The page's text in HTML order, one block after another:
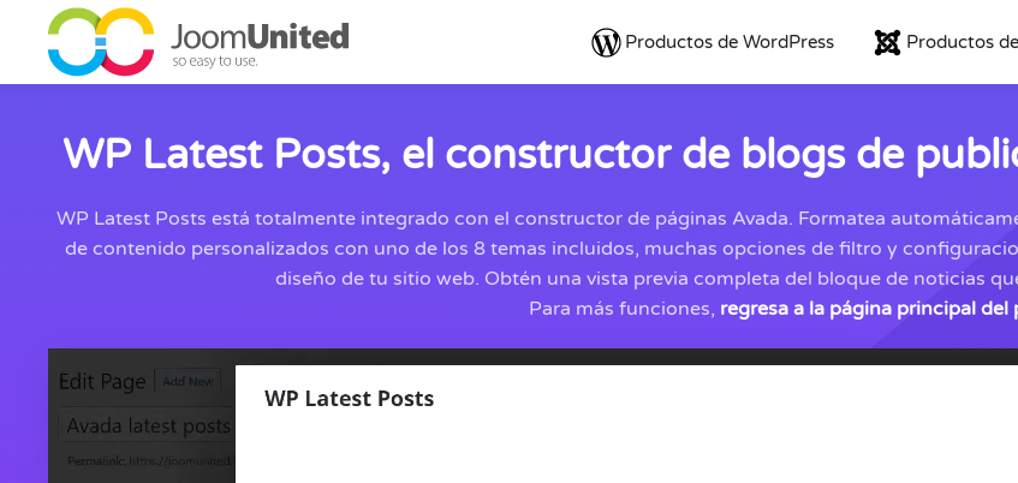
Saltar al contenido principal
Productos de WordPress Productos
WP Latest Posts, el constructor de blogs de
WP Latest Posts está totalmente integrado con el constructor de páginas Avada. Formatea
de contenido personalizados con uno de los 8 temas incluidos, muchas opciones de filtro y
diseño de tu sitio web. Obtén una vista previa completa del bloque de noticias
Para más funciones, regresa a la página principal del